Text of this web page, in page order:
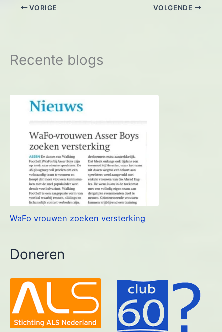
VORIGE VOLGENDE
Recente blogs
WaFo vrouwen zoeken versterking
Doneren